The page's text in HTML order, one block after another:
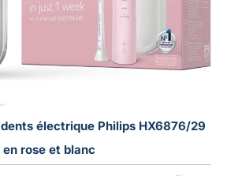
électrique Philips HX6876/29
rose et blanc